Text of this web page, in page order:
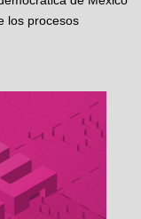
los procesos